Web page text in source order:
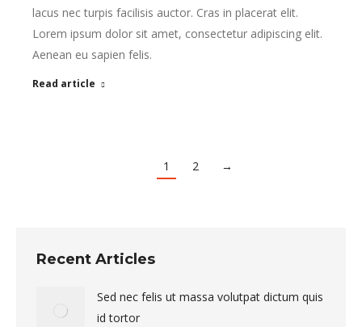
lacus nec turpis facilisis auctor. Cras in placerat elit.
Lorem ipsum dolor sit amet, consectetur adipiscing elit.
Aenean eu sapien felis.
Read article
1 2 →
Recent Articles
Sed nec felis ut massa volutpat dictum quis
id tortor